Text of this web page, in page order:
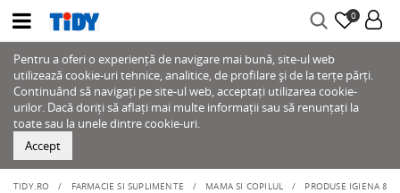
0
Pentru a oferi o experiență de navigare mai bună, site-ul web
utilizează cookie-uri tehnice, analitice, de profilare și de la terțe părți.
Continuând să navigați pe site-ul web, acceptați utilizarea cookie-
urilor. Dacă doriți să aflați mai multe informații sau să renunțați la
toate sau la unele dintre cookie-uri.
Accept
TIDY.RO FARMACIE SI SUPLIMENTE MAMA SI COPILUL PRODUSE IGIENA &